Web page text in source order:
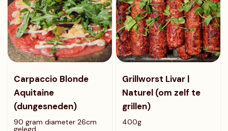
Carpaccio Blonde
Aquitaine
(dungesneden)
90 gram diameter 26cm
gelegd
Grillworst Livar |
Naturel (om zelf te
grillen)
400g